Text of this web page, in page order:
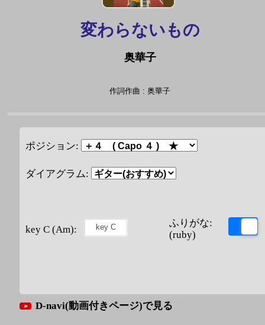
変わらないもの
奥華子
作詞作曲 : 奥華子
ポジション:
ダイアグラム:
key C (Am):
ふりがな:
(ruby)
D-navi(動画付きページ)で見る